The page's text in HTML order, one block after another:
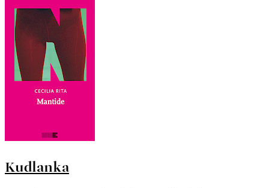
Kudlanka